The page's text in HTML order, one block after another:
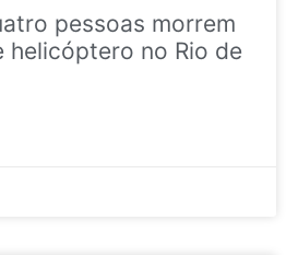
pessoas morrem
helicóptero no Rio de